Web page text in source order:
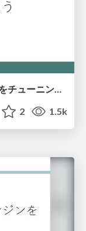
プロファイラを使ってPythonアプリをチューニングしよう
2 1.5k